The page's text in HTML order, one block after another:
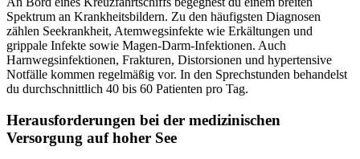
Spektrum an Krankheitsbildern. Zu den häufigsten Diagnosen
zählen Seekrankheit, Atemwegsinfekte wie Erkältungen und
grippale Infekte sowie Magen-Darm-Infektionen. Auch
Harnwegsinfektionen, Frakturen, Distorsionen und hypertensive
Notfälle kommen regelmäßig vor. In den Sprechstunden behandelst
du durchschnittlich 40 bis 60 Patienten pro Tag.
Herausforderungen bei der medizinischen
Versorgung auf hoher See